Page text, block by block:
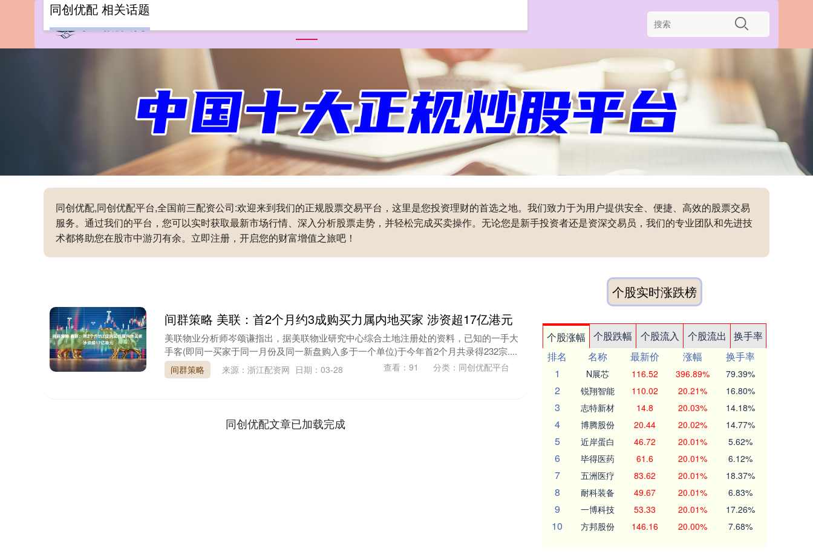
同创优配,同创优配平台,全国前三配资公司:欢迎来到我们的正规股票交易平台，这里是您投资理财的首选之地。我们致力于为用户提供安全、便捷、高效的股票交易
服务。通过我们的平台，您可以实时获取最新市场行情、深入分析股票走势，并轻松完成买卖操作。无论您是新手投资者还是资深交易员，我们的专业团队和先进技
术都将助您在股市中游刃有余。立即注册，开启您的财富增值之旅吧！
同创优配 相关话题
间群策略 美联：首2个月约3成购买力属内地买家 涉资超17亿港元
美联物业分析师岑颂谦指出，据美联物业研究中心综合土地注册处的资料，已知的一手大
手客(即同一买家于同一月份及同一新盘购入多于一个单位)于今年首2个月共录得232宗....
间群策略 来源：浙江配资网 日期：03-28 查看： 91 分类： 同创优配平台
同创优配文章已加载完成
个股实时涨跌榜
个股涨幅 个股跌幅 个股流入 个股流出
换手率
排名
名称 最新价 涨幅
换手率
1
N展芯 116.52 396.89% 79.39%
2 锐翔智能 110.02 20.21% 16.80%
3 志特新材 14.8 20.03% 14.18%
4 博腾股份 20.44 20.02% 14.77%
5 近岸蛋白 46.72 20.01% 5.62%
6 毕得医药 61.6 20.01% 6.12%
7 五洲医疗 83.62 20.01% 18.37%
8 耐科装备 49.67 20.01% 6.83%
9 一博科技 53.33 20.01% 17.26%
10 方邦股份 146.16 20.00% 7.68%